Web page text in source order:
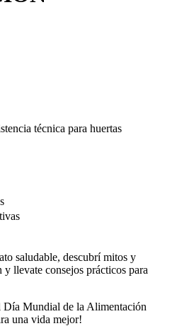
técnica para huertas
saludable, descubrí mitos y
llevate consejos prácticos para
Día Mundial de la Alimentación
una vida mejor!